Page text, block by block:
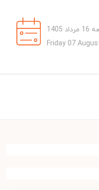
Friday 07